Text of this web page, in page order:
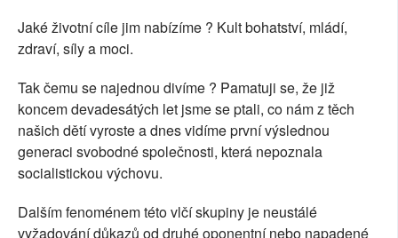
Jaké životní cíle jim nabízíme ? Kult bohatství, mládí,
zdraví, síly a moci.
Tak čemu se najednou divíme ? Pamatuji se, že již
koncem devadesátých let jsme se ptali, co nám z těch
našich dětí vyroste a dnes vidíme první výslednou
generaci svobodné společnosti, která nepoznala
socialistickou výchovu.
Dalším fenoménem této vlčí skupiny je neustálé
vyžadování důkazů od druhé oponentní nebo napadené